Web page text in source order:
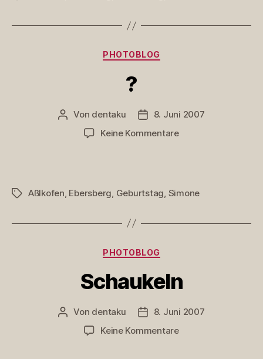
Kategorien
PHOTOBLOG
?
Beitragsautor
Von dentaku Veröffentlichungsdatum
8. Juni 2007
Keine Kommentarezu
Schlagwörter
Aßlkofen Ebersberg Geburtstag Simone
Kategorien
PHOTOBLOG
Schaukeln
Beitragsautor
Von dentaku Veröffentlichungsdatum
8. Juni 2007
Keine Kommentarezu